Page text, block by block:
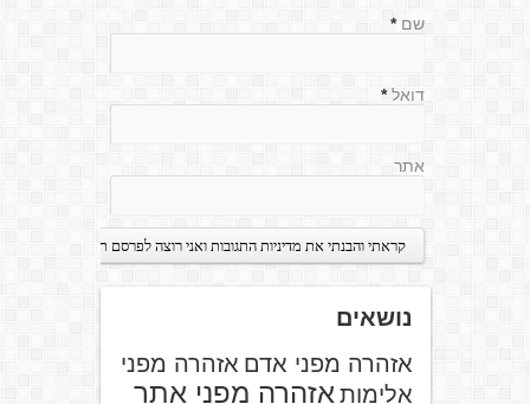
שם *
דואל *
אתר
נושאים
אזהרה מפני אדם אזהרה מפני
אלימות אזהרה מפני אתר